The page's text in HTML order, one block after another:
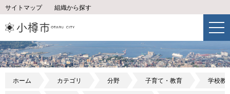
サイトマップ 組織から探す
ホーム カテゴリ 分野 子育て・教育 学校教